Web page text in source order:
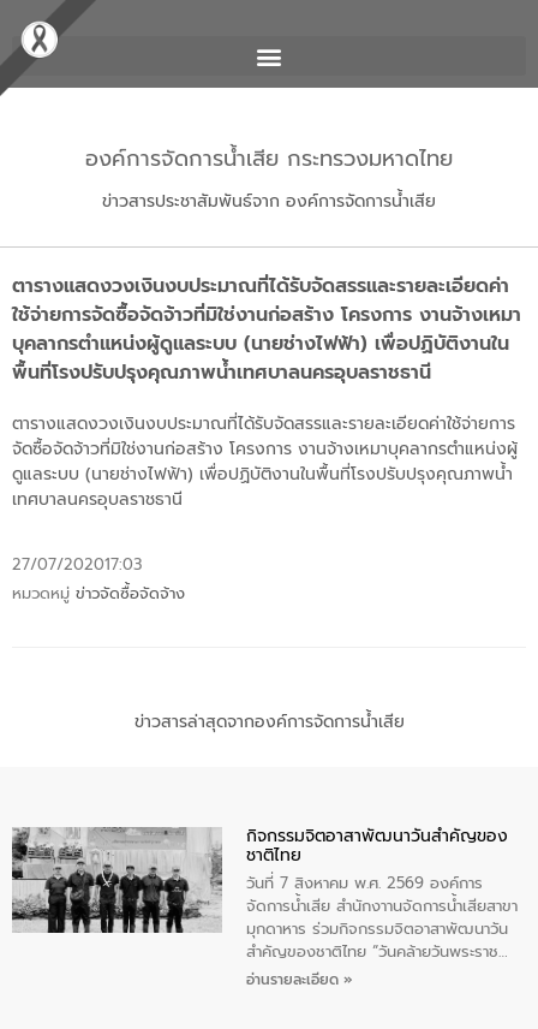
องค์การจัดการน้ำเสีย กระทรวงมหาดไทย
ข่าวสารประชาสัมพันธ์จาก องค์การจัดการน้ำเสีย
ตารางแสดงวงเงินงบประมาณที่ได้รับจัดสรรและรายละเอียดค่า
ใช้จ่ายการจัดซื้อจัดจ้าวที่มิใช่งานก่อสร้าง โครงการ งานจ้างเหมา
บุคลากรตำแหน่งผู้ดูแลระบบ (นายช่างไฟฟ้า) เพื่อปฏิบัติงานใน
พื้นที่โรงปรับปรุงคุณภาพน้ำเทศบาลนครอุบลราชธานี
ตารางแสดงวงเงินงบประมาณที่ได้รับจัดสรรและรายละเอียดค่าใช้จ่ายการ
จัดซื้อจัดจ้าวที่มิใช่งานก่อสร้าง โครงการ งานจ้างเหมาบุคลากรตำแหน่งผู้
ดูแลระบบ (นายช่างไฟฟ้า) เพื่อปฏิบัติงานในพื้นที่โรงปรับปรุงคุณภาพน้ำ
เทศบาลนครอุบลราชธานี
27/07/202017:03
หมวดหมู่ ข่าวจัดซื้อจัดจ้าง
ข่าวสารล่าสุดจากองค์การจัดการน้ำเสีย
กิจกรรมจิตอาสาพัฒนาวันสําคัญของ
ชาติไทย
วันที่ 7 สิงหาคม พ.ศ. 2569 องค์การ
จัดการน้ำเสีย สำนักงาานจัดการน้ำเสียสาขา
มุกดาหาร ร่วมกิจกรรมจิตอาสาพัฒนาวัน
สําคัญของชาติไทย “วันคล้ายวันพระราช
สมภพ สมเด็จพระนางเจ้าสิริกิติ์พระบรม
อ่านรายละเอียด »